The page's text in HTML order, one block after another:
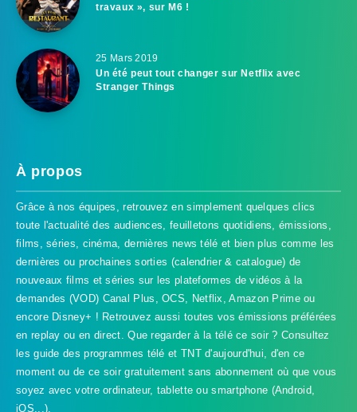
travaux », sur M6 !
25 Mars 2019
Un été peut tout changer sur Netflix avec
Stranger Things
À propos
Grâce à nos équipes, retrouvez en simplement quelques clics
toute l'actualité des audiences, feuilletons quotidiens, émissions,
films, séries, cinéma, dernières news télé et bien plus comme les
dernières ou prochaines sorties (calendrier & catalogue) de
nouveaux films et séries sur les plateformes de vidéos à la
demandes (VOD) Canal Plus, OCS, Netflix, Amazon Prime ou
encore Disney+ ! Retrouvez aussi toutes vos émissions préférées
en replay ou en direct. Que regarder à la télé ce soir ? Consultez
les guide des programmes télé et TNT d'aujourd'hui, d'en ce
moment ou de ce soir gratuitement sans abonnement où que vous
soyez avec votre ordinateur, tablette ou smartphone (Android,
iOS...).
TVProgramme respecte votre vie